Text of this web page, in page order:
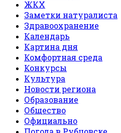
ЖКХ
Заметки натуралиста
Здравоохранение
Календарь
Картина дня
Комфортная среда
Конкурсы
Культура
Новости региона
Образование
Общество
Официально